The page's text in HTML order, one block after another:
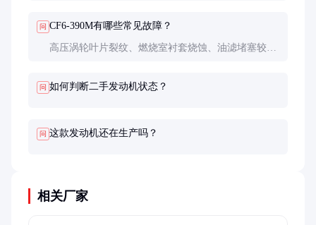
问 CF6-390M有哪些常见故障？
高压涡轮叶片裂纹、燃烧室衬套烧蚀、油滤堵塞较常
问 如何判断二手发动机状态？
问 这款发动机还在生产吗？
相关厂家